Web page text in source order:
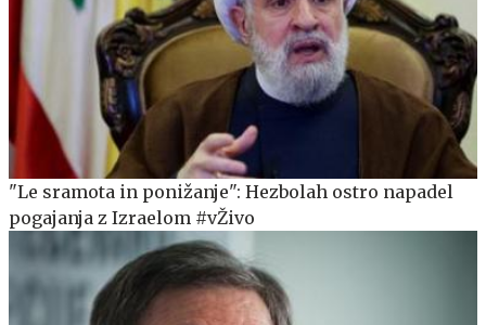
"Le sramota in ponižanje": Hezbolah ostro napadel
pogajanja z Izraelom #vŽivo